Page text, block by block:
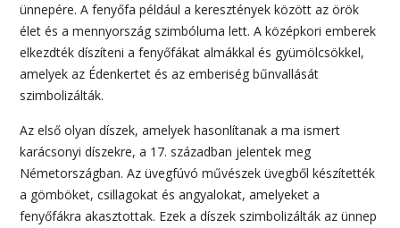
ünnepére. A fenyőfa például a keresztények között az örök
élet és a mennyország szimbóluma lett. A középkori emberek
elkezdték díszíteni a fenyőfákat almákkal és gyümölcsökkel,
amelyek az Édenkertet és az emberiség bűnvallását
szimbolizálták.
Az első olyan díszek, amelyek hasonlítanak a ma ismert
karácsonyi díszekre, a 17. században jelentek meg
Németországban. Az üvegfúvó művészek üvegből készítették
a gömböket, csillagokat és angyalokat, amelyeket a
fenyőfákra akasztottak. Ezek a díszek szimbolizálták az ünnep